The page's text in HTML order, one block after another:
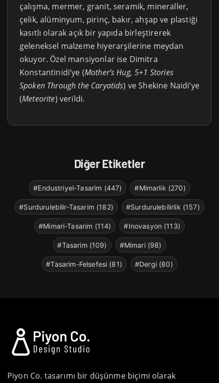
çalışma, mermer, granit, seramik, mineraller,
çelik, alüminyum, pirinç, bakır, ahşap ve plastiği
kasıtlı olarak açık bir yapıda birleştirerek
geleneksel malzeme hiyerarşilerine meydan
okuyor. Özel mansiyonlar ise Dimitra
Konstantinidi’ye (Mother’s Hug, 5+1 Stories
Spoken Through the Caryatids) ve Shekine Naidi’ye
(Meteorite) verildi.
Diğer Etiketler
#Endustriyel-Tasarim (447) #Mimarlik (270)
#Surdurulebilir-Tasarim (182) #Surdurulebilirlik (157)
#Mimari-Tasarim (114) #Inovasyon (113)
#Tasarim (109) #Mimari (98)
#Tasarim-Felsefesi (81) #Dergi (80)
Piyon Co. tasarımı bir düşünme biçimi olarak